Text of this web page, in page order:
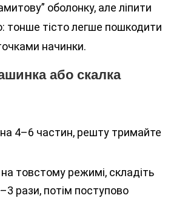
оболонку, але ліпити
тонше тісто легше пошкодити
начинки.
або скалка
на 4–6 частин, решту тримайте
товстому режимі, складіть
рази, потім поступово